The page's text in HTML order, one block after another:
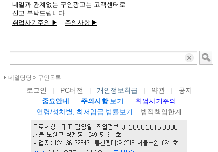
네일과 관계없는 구인광고는 고객센터로
신고 부탁드립니다.
취업사기주의 ▶️
주의사항 ▶️
네일당당 > 구인목록
로그인 | PC버전 | 개인정보취급 | 약관 |
공지
중요안내
주의사항 보기
취업사기주의
연령/성차별, 최저임금 법률보기 법적책임한계